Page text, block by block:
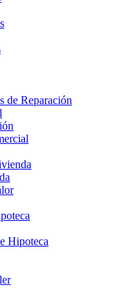
de Reparación
Hipoteca